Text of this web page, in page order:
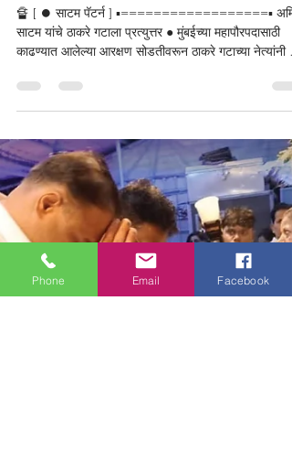
अमित साटम यांचे ठाकरे गटाला
प्रत्युत्तर
🔏 [ ⏺️ साटम पॅटर्न ] ▪️==================▪️
साटम यांचे ठाकरे गटाला प्रत्युत्तर ● मुंबईच्या महापौरपदासाठी
काढण्यात आलेल्या आरक्षण सोडतीवरून ठाकरे गटाच्या नेत्यांनी या
Phone Email Facebook